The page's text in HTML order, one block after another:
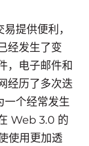
提供便利，
经发生了变
，电子邮件和
经历了多次迭
一个经常发生
Web 3.0 的
使用更加透